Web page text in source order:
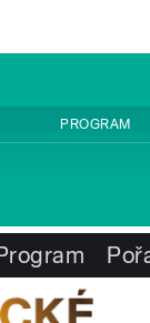
PROGRAM